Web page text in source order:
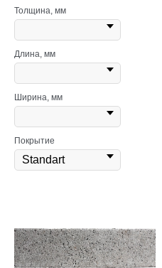
Толщина, мм
Длина, мм
Ширина, мм
Покрытие